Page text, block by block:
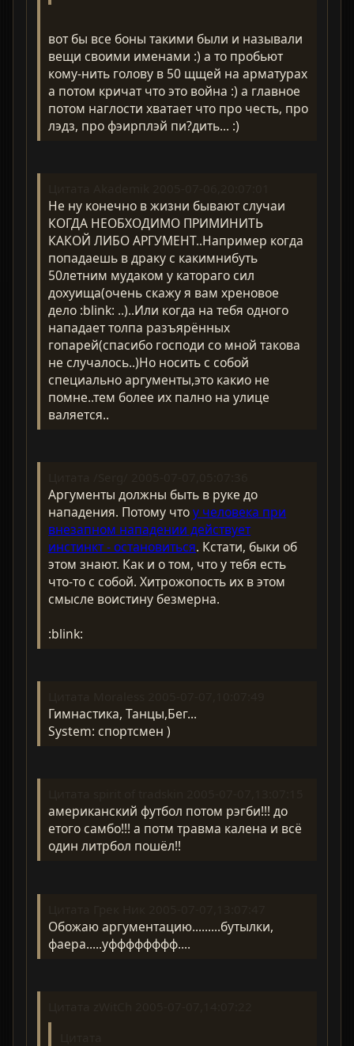
вот бы все боны такими были и называли
вещи своими именами :) а то пробьют
кому-нить голову в 50 щщей на арматурах
а потом кричат что это война :) а главное
потом наглости хватает что про честь, про
лэдз, про фэирплэй пи?дить... :)
Не ну конечно в жизни бывают случаи
КОГДА НЕОБХОДИМО ПРИМИНИТЬ
КАКОЙ ЛИБО АРГУМЕНТ..Например когда
попадаешь в драку с какимнибуть
50летним мудаком у катораго сил
дохуища(очень скажу я вам хреновое
дело :blink: ..)..Или когда на тебя одного
нападает толпа разъярённых
гопарей(спасибо господи со мной такова
не случалось..)Но носить с собой
специально аргументы,это какио не
помне..тем более их пално на улице
валяется..
Аргументы должны быть в руке до
нападения. Потому чтоу человека при
внезапном нападении действует
инстинкт - остановиться. Кстати, быки об
этом знают. Как и о том, что у тебя есть
что-то с собой. Хитрожопость их в этом
смысле воистину безмерна.
:blink:
Гимнастика, Танцы,Бег...
System: спортсмен )
американский футбол потом рэгби!!! до
етого самбо!!! а потм травма калена и всё
один литрбол пошёл!!
Обожаю аргументацию.........бутылки,
фаера.....уфффффффф....